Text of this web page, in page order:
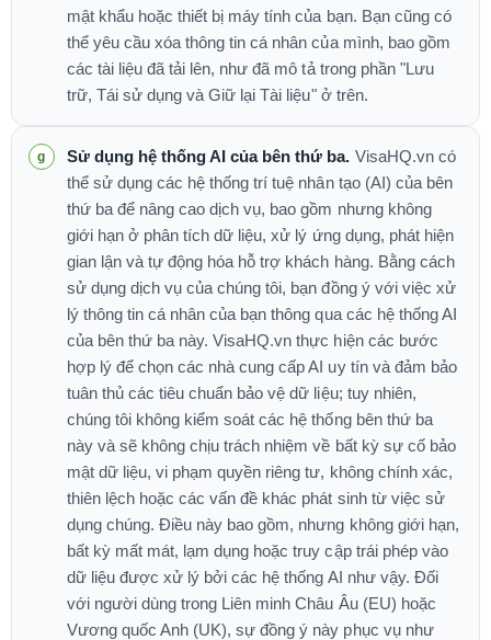
mật khẩu hoặc thiết bị máy tính của bạn. Bạn cũng có
thể yêu cầu xóa thông tin cá nhân của mình, bao gồm
các tài liệu đã tải lên, như đã mô tả trong phần "Lưu
trữ, Tái sử dụng và Giữ lại Tài liệu" ở trên.
Sử dụng hệ thống AI của bên thứ ba. VisaHQ.vn có
thể sử dụng các hệ thống trí tuệ nhân tạo (AI) của bên
thứ ba để nâng cao dịch vụ, bao gồm nhưng không
giới hạn ở phân tích dữ liệu, xử lý ứng dụng, phát hiện
gian lận và tự động hóa hỗ trợ khách hàng. Bằng cách
sử dụng dịch vụ của chúng tôi, bạn đồng ý với việc xử
lý thông tin cá nhân của bạn thông qua các hệ thống AI
của bên thứ ba này. VisaHQ.vn thực hiện các bước
hợp lý để chọn các nhà cung cấp AI uy tín và đảm bảo
tuân thủ các tiêu chuẩn bảo vệ dữ liệu; tuy nhiên,
chúng tôi không kiểm soát các hệ thống bên thứ ba
này và sẽ không chịu trách nhiệm về bất kỳ sự cố bảo
mật dữ liệu, vi phạm quyền riêng tư, không chính xác,
thiên lệch hoặc các vấn đề khác phát sinh từ việc sử
dụng chúng. Điều này bao gồm, nhưng không giới hạn,
bất kỳ mất mát, lạm dụng hoặc truy cập trái phép vào
dữ liệu được xử lý bởi các hệ thống AI như vậy. Đối
với người dùng trong Liên minh Châu Âu (EU) hoặc
Vương quốc Anh (UK), sự đồng ý này phục vụ như